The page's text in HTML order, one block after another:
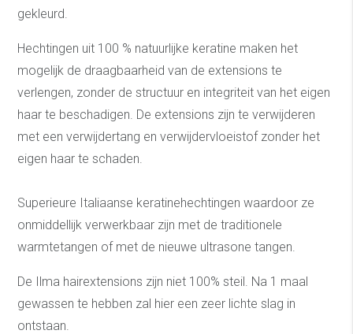
gekleurd.
Hechtingen uit 100 % natuurlijke keratine maken het
mogelijk de draagbaarheid van de extensions te
verlengen, zonder de structuur en integriteit van het eigen
haar te beschadigen. De extensions zijn te verwijderen
met een verwijdertang en verwijdervloeistof zonder het
eigen haar te schaden.
Superieure Italiaanse keratinehechtingen waardoor ze
onmiddellijk verwerkbaar zijn met de traditionele
warmtetangen of met de nieuwe ultrasone tangen.
De Ilma hairextensions zijn niet 100% steil. Na 1 maal
gewassen te hebben zal hier een zeer lichte slag in
ontstaan.